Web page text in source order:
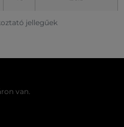
jellegűek
van.